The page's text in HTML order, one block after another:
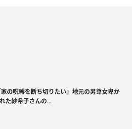
家の呪縛を断ち切りたい」地元の男尊女卑か
た紗希子さんの...